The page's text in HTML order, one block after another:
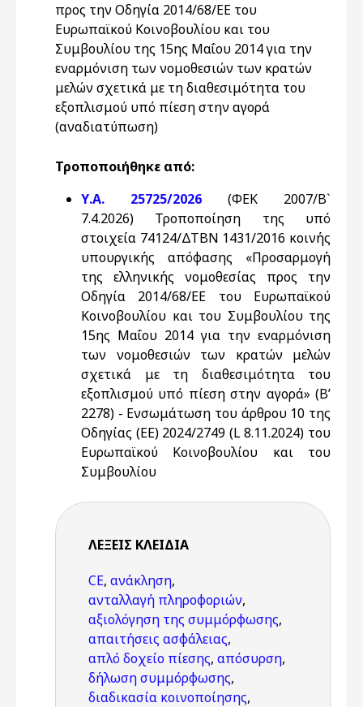
προς την Οδηγία 2014/68/ΕΕ του
Ευρωπαϊκού Κοινοβουλίου και του
Συμβουλίου της 15ης Μαΐου 2014 για την
εναρμόνιση των νομοθεσιών των κρατών
μελών σχετικά με τη διαθεσιμότητα του
εξοπλισμού υπό πίεση στην αγορά
(αναδιατύπωση)
Τροποποιήθηκε από:
Υ.Α. 25725/2026
(ΦΕΚ 2007/Β`
7.4.2026) Τροποποίηση της υπό
στοιχεία 74124/ΔΤΒΝ 1431/2016 κοινής
υπουργικής απόφασης «Προσαρμογή
της ελληνικής νομοθεσίας προς την
Οδηγία 2014/68/ΕΕ του Ευρωπαϊκού
Κοινοβουλίου και του Συμβουλίου της
15ης Μαΐου 2014 για την εναρμόνιση
των νομοθεσιών των κρατών μελών
σχετικά με τη διαθεσιμότητα του
εξοπλισμού υπό πίεση στην αγορά» (Β’
2278) - Ενσωμάτωση του άρθρου 10 της
Οδηγίας (ΕΕ) 2024/2749 (L 8.11.2024) του
Ευρωπαϊκού Κοινοβουλίου και του
Συμβουλίου
ΛΈΞΕΙΣ KΛΕΙΔΙΆ
CE, ανάκληση,
ανταλλαγή πληροφοριών,
αξιολόγηση της συμμόρφωσης,
απαιτήσεις ασφάλειας,
απλό δοχείο πίεσης, απόσυρση,
δήλωση συμμόρφωσης,
διαδικασία κοινοποίησης,